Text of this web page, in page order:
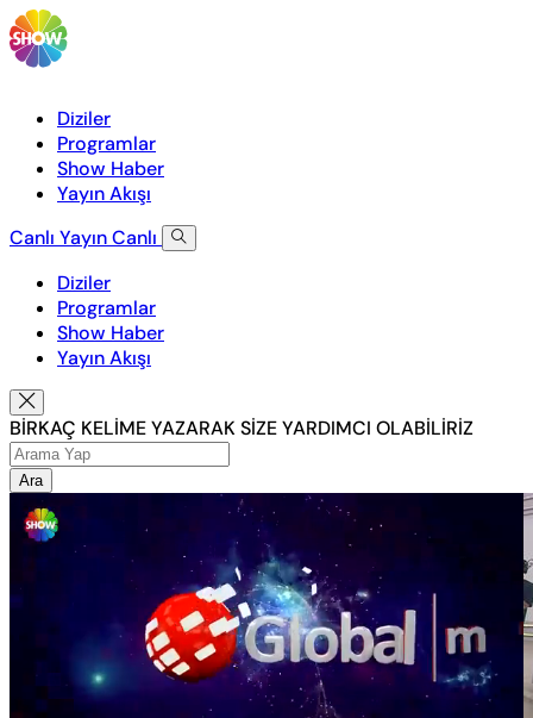
Diziler
Programlar
Show Haber
Yayın Akışı
Canlı YayınCanlı
Diziler
Programlar
Show Haber
Yayın Akışı
BİRKAÇ KELİME YAZARAK SİZE YARDIMCI OLABİLİRİZ
Ara